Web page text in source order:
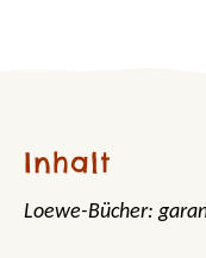
Inhalt
Loewe-Bücher: